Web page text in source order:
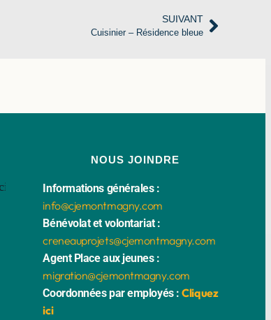
SUIVANT
Cuisinier – Résidence bleue
Informations générales :
info@cjemontmagny.com
Bénévolat et volontariat :
creneauprojets@cjemontmagny.com
Agent Place aux jeunes :
migration@cjemontmagny.com
Coordonnées par employés : Cliquez
ici
NOUS JOINDRE